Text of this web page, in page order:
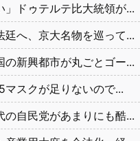
」ドゥテルテ比大統領が...
廷へ、京大名物を巡って...
新興都市が丸ごとゴー...
マスクが足りないので...
自民党があまりにも酷...